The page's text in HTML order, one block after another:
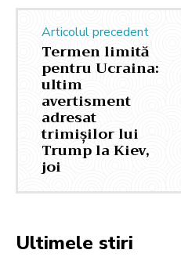
Articolul precedent
Termen limită
pentru Ucraina:
ultim
avertisment
adresat
trimișilor lui
Trump la Kiev,
joi
Ultimele stiri